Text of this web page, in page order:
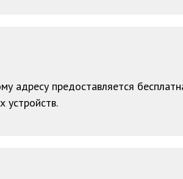
адресу предоставляется
устройств.